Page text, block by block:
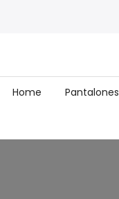
Home Pantalones